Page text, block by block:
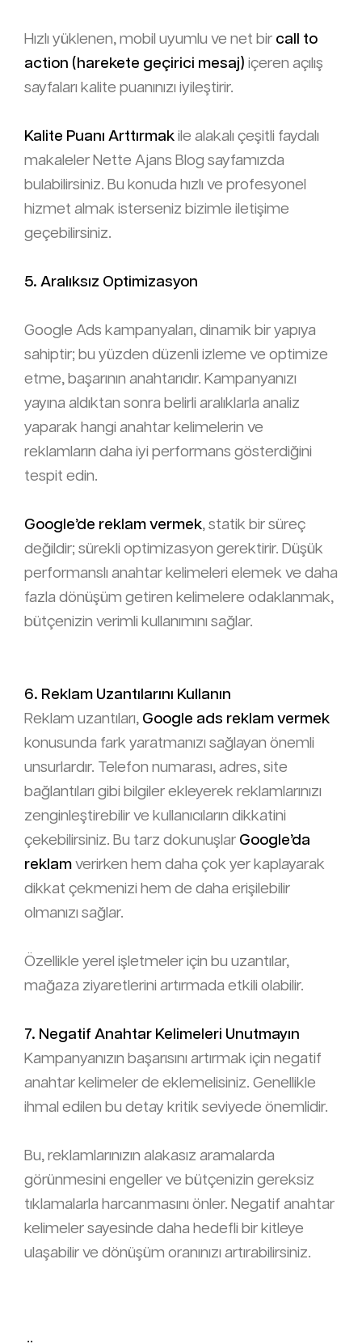
Hızlı yüklenen, mobil uyumlu ve net bir call to
action (harekete geçirici mesaj) içeren açılış
sayfaları kalite puanınızı iyileştirir.
Kalite Puanı Arttırmak ile alakalı çeşitli faydalı
makaleler Nette Ajans Blog sayfamızda
bulabilirsiniz. Bu konuda hızlı ve profesyonel
hizmet almak isterseniz bizimle iletişime
geçebilirsiniz.
5. Aralıksız Optimizasyon
Google Ads kampanyaları, dinamik bir yapıya
sahiptir; bu yüzden düzenli izleme ve optimize
etme, başarının anahtarıdır. Kampanyanızı
yayına aldıktan sonra belirli aralıklarla analiz
yaparak hangi anahtar kelimelerin ve
reklamların daha iyi performans gösterdiğini
tespit edin.
Google’de reklam vermek, statik bir süreç
değildir; sürekli optimizasyon gerektirir. Düşük
performanslı anahtar kelimeleri elemek ve daha
fazla dönüşüm getiren kelimelere odaklanmak,
bütçenizin verimli kullanımını sağlar.
6. Reklam Uzantılarını Kullanın
Reklam uzantıları, Google ads reklam vermek
konusunda fark yaratmanızı sağlayan önemli
unsurlardır. Telefon numarası, adres, site
bağlantıları gibi bilgiler ekleyerek reklamlarınızı
zenginleştirebilir ve kullanıcıların dikkatini
çekebilirsiniz. Bu tarz dokunuşlar Google’da
reklam verirken hem daha çok yer kaplayarak
dikkat çekmenizi hem de daha erişilebilir
olmanızı sağlar.
Özellikle yerel işletmeler için bu uzantılar,
mağaza ziyaretlerini artırmada etkili olabilir.
7. Negatif Anahtar Kelimeleri Unutmayın
Kampanyanızın başarısını artırmak için negatif
anahtar kelimeler de eklemelisiniz. Genellikle
ihmal edilen bu detay kritik seviyede önemlidir.
Bu, reklamlarınızın alakasız aramalarda
görünmesini engeller ve bütçenizin gereksiz
tıklamalarla harcanmasını önler. Negatif anahtar
kelimeler sayesinde daha hedefli bir kitleye
ulaşabilir ve dönüşüm oranınızı artırabilirsiniz.